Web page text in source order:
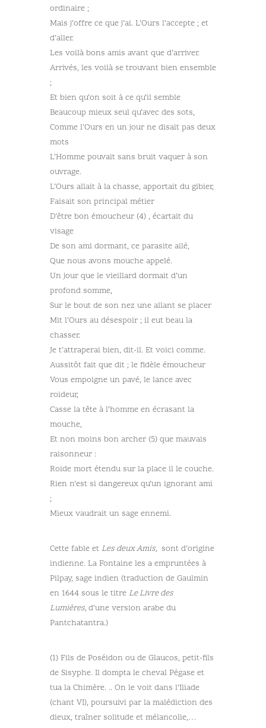
ordinaire ;
Mais j’offre ce que j’ai. L’Ours l’accepte ; et
d’aller.
Les voilà bons amis avant que d’arriver.
Arrivés, les voilà se trouvant bien ensemble
;
Et bien qu’on soit à ce qu’il semble
Beaucoup mieux seul qu’avec des sots,
Comme l’Ours en un jour ne disait pas deux
mots
L’Homme pouvait sans bruit vaquer à son
ouvrage.
L’Ours allait à la chasse, apportait du gibier,
Faisait son principal métier
D’être bon émoucheur (4) , écartait du
visage
De son ami dormant, ce parasite ailé,
Que nous avons mouche appelé.
Un jour que le vieillard dormait d’un
profond somme,
Sur le bout de son nez une allant se placer
Mit l’Ours au désespoir ; il eut beau la
chasser.
Je t’attraperai bien, dit-il. Et voici comme.
Aussitôt fait que dit ; le fidèle émoucheur
Vous empoigne un pavé, le lance avec
roideur,
Casse la tête à l’homme en écrasant la
mouche,
Et non moins bon archer (5) que mauvais
raisonneur :
Roide mort étendu sur la place il le couche.
Rien n’est si dangereux qu’un ignorant ami
;
Mieux vaudrait un sage ennemi.
Cette fable et Les deux Amis, sont d’origine
indienne. La Fontaine les a empruntées à
Pilpay, sage indien (traduction de Gaulmin
en 1644 sous le titre Le Livre des
Lumières,d’une version arabe du
Pantchatantra.)
(1) Fils de Poséidon ou de Glaucos, petit-fils
de Sisyphe. Il dompta le cheval Pégase et
tua la Chimère. .. On le voit dans l’Iliade
(chant VI), poursuivi par la malédiction des
dieux, traîner solitude et mélancolie,…